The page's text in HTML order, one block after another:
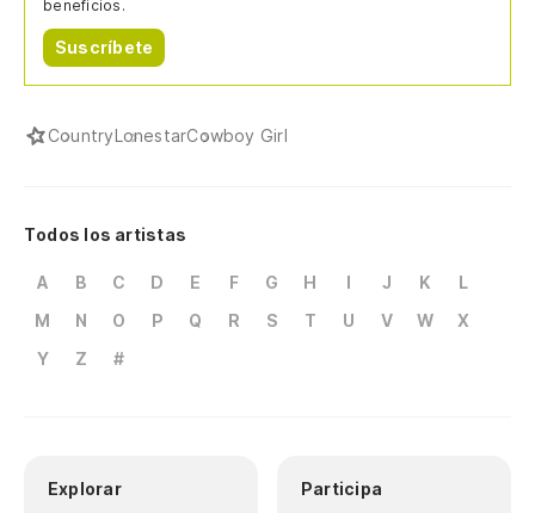
beneficios.
Suscríbete
CountryLonestarCowboy Girl
Todos los artistas
A B C D E F G H I J K
L
M
N O P Q R S T U V W
X
Y
Z #
Explorar Participa